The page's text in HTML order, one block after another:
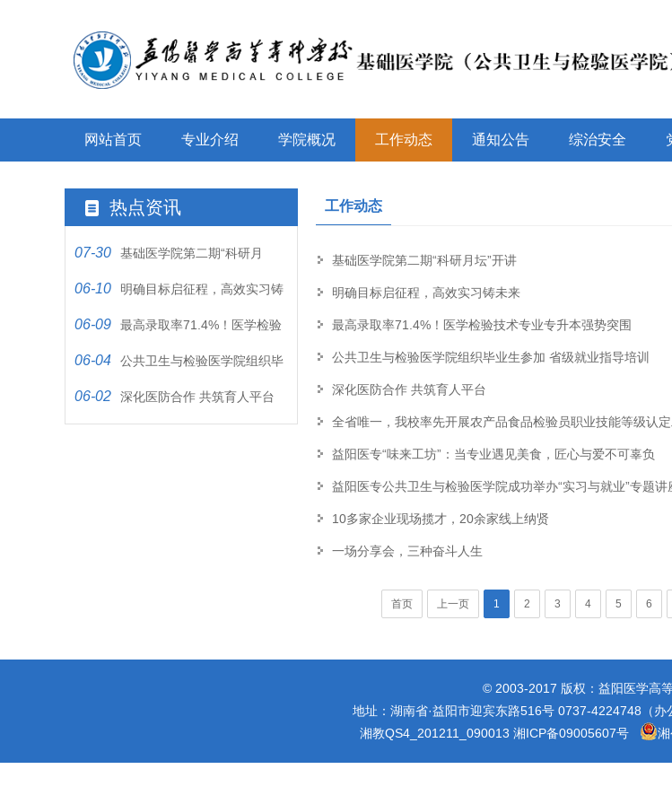
网站首页 专业介绍 学院概况 工作动态 通知公告 综治安全
热点资讯
07-30 基础医学院第二期“科研月
坛”开讲
06-10 明确目标启征程，高效实习铸
未来
06-09 最高录取率71.4%！医学检验
技术专业专升本强势突围
06-04 公共卫生与检验医学院组织毕
业生参加 省级就业指导培训
06-02 深化医防合作 共筑育人平台
工作动态
基础医学院第二期“科研月坛”开讲
明确目标启征程，高效实习铸未来
最高录取率71.4%！医学检验技术专业专升本强势突围
公共卫生与检验医学院组织毕业生参加 省级就业指导培训
深化医防合作 共筑育人平台
全省唯一，我校率先开展农产品食品检验员职业技能等级认
益阳医专“味来工坊”：当专业遇见美食，匠心与爱不可辜负
益阳医专公共卫生与检验医学院成功举办“实习与就业”专题讲
10多家企业现场揽才，20余家线上纳贤
一场分享会，三种奋斗人生
首页 上一页 1 2 3 4 5 6
© 2003-2017 版权：益阳医学高
地址：湖南省·益阳市迎宾东路516号 0737-4224748（办
湘教QS4_201211_090013 湘ICP备09005607号